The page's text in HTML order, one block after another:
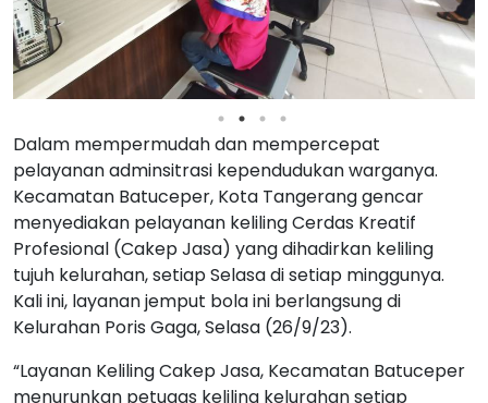
Dalam mempermudah dan mempercepat
pelayanan adminsitrasi kependudukan warganya.
Kecamatan Batuceper, Kota Tangerang gencar
menyediakan pelayanan keliling Cerdas Kreatif
Profesional (Cakep Jasa) yang dihadirkan keliling
tujuh kelurahan, setiap Selasa di setiap minggunya.
Kali ini, layanan jemput bola ini berlangsung di
Kelurahan Poris Gaga, Selasa (26/9/23).
“Layanan Keliling Cakep Jasa, Kecamatan Batuceper
menurunkan petugas keliling kelurahan setiap